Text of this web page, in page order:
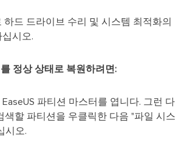
하드 드라이브 수리 및 시스템 최적화의
시오.
정상 상태로 복원하려면:
파티션 마스터를 엽니다. 그런 다
색할 파티션을 우클릭한 다음 "파일 시스
시오.